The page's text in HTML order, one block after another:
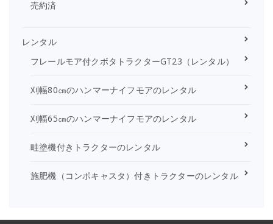
売約済
レンタル
フレールモア付クボタトラクターGT23（レンタル）
刈幅80㎝のハンマーナイフモアのレンタル
刈幅65㎝のハンマーナイフモアのレンタル
畦塗機付きトラクターのレンタル
施肥機（コンポキャスタ）付きトラクターのレンタル